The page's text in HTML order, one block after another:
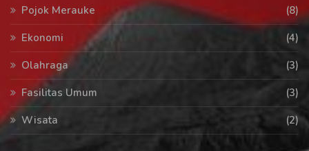
Pojok Merauke
(8)
Ekonomi
(4)
Olahraga
(3)
Fasilitas Umum
(3)
Wisata
(2)